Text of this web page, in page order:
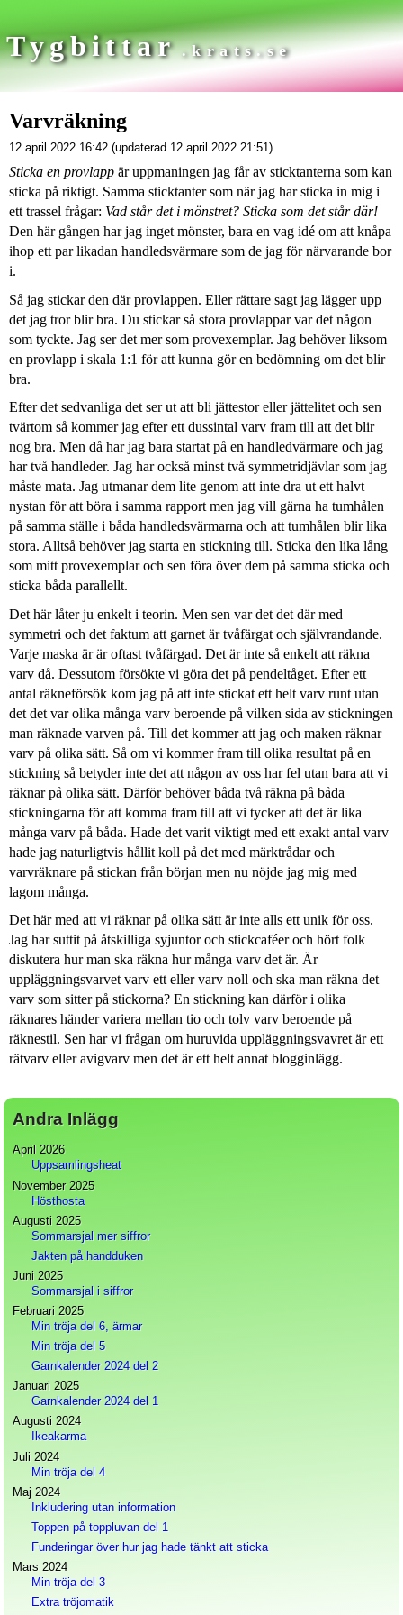
Tygbittar .krats.se
Varvräkning
12 april 2022 16:42 (updaterad 12 april 2022 21:51)
Sticka en provlappär uppmaningen jag får av sticktanterna som kan
sticka på riktigt. Samma sticktanter som när jag har sticka in mig i
ett trassel frågar: Vad står det i mönstret? Sticka som det står där!
Den här gången har jag inget mönster, bara en vag idé om att knåpa
ihop ett par likadan handledsvärmare som de jag för närvarande bor
i.
Så jag stickar den där provlappen. Eller rättare sagt jag lägger upp
det jag tror blir bra. Du stickar så stora provlappar var det någon
som tyckte. Jag ser det mer som provexemplar. Jag behöver liksom
en provlapp i skala 1:1 för att kunna gör en bedömning om det blir
bra.
Efter det sedvanliga det ser ut att bli jättestor eller jättelitet och sen
tvärtom så kommer jag efter ett dussintal varv fram till att det blir
nog bra. Men då har jag bara startat på en handledvärmare och jag
har två handleder. Jag har också minst två symmetridjävlar som jag
måste mata. Jag utmanar dem lite genom att inte dra ut ett halvt
nystan för att böra i samma rapport men jag vill gärna ha tumhålen
på samma ställe i båda handledsvärmarna och att tumhålen blir lika
stora. Alltså behöver jag starta en stickning till. Sticka den lika lång
som mitt provexemplar och sen föra över dem på samma sticka och
sticka båda parallellt.
Det här låter ju enkelt i teorin. Men sen var det det där med
symmetri och det faktum att garnet är tvåfärgat och självrandande.
Varje maska är är oftast tvåfärgad. Det är inte så enkelt att räkna
varv då. Dessutom försökte vi göra det på pendeltåget. Efter ett
antal räkneförsök kom jag på att inte stickat ett helt varv runt utan
det det var olika många varv beroende på vilken sida av stickningen
man räknade varven på. Till det kommer att jag och maken räknar
varv på olika sätt. Så om vi kommer fram till olika resultat på en
stickning så betyder inte det att någon av oss har fel utan bara att vi
räknar på olika sätt. Därför behöver båda två räkna på båda
stickningarna för att komma fram till att vi tycker att det är lika
många varv på båda. Hade det varit viktigt med ett exakt antal varv
hade jag naturligtvis hållit koll på det med märktrådar och
varvräknare på stickan från början men nu nöjde jag mig med
lagom många.
Det här med att vi räknar på olika sätt är inte alls ett unik för oss.
Jag har suttit på åtskilliga syjuntor och stickcaféer och hört folk
diskutera hur man ska räkna hur många varv det är. Är
uppläggningsvarvet varv ett eller varv noll och ska man räkna det
varv som sitter på stickorna? En stickning kan därför i olika
räknares händer variera mellan tio och tolv varv beroende på
räknestil. Sen har vi frågan om huruvida uppläggningsvavret är ett
rätvarv eller avigvarv men det är ett helt annat blogginlägg.
Andra Inlägg
April 2026
Uppsamlingsheat
November 2025
Hösthosta
Augusti 2025
Sommarsjal mer siffror
Jakten på handduken
Juni 2025
Sommarsjal i siffror
Februari 2025
Min tröja del 6, ärmar
Min tröja del 5
Garnkalender 2024 del 2
Januari 2025
Garnkalender 2024 del 1
Augusti 2024
Ikeakarma
Juli 2024
Min tröja del 4
Maj 2024
Inkludering utan information
Toppen på toppluvan del 1
Funderingar över hur jag hade tänkt att sticka
Mars 2024
Min tröja del 3
Extra tröjomatik